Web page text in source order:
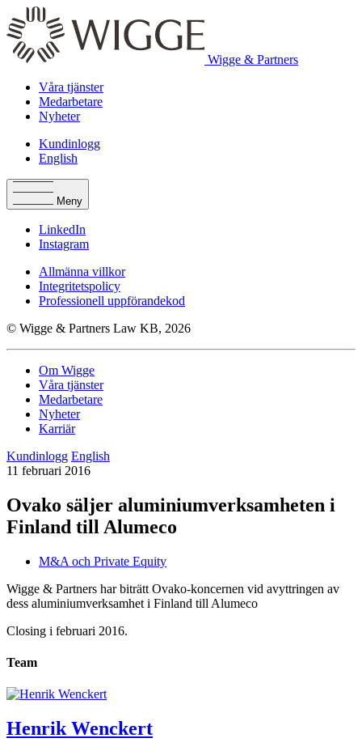
Wigge & Partners
Våra tjänster
Medarbetare
Nyheter
Kundinlogg
English
Meny
LinkedIn
Instagram
Allmänna villkor
Integritetspolicy
Professionell uppförandekod
© Wigge & Partners Law KB, 2026
Om Wigge
Våra tjänster
Medarbetare
Nyheter
Karriär
Kundinlogg English
11 februari 2016
Ovako säljer aluminiumverksamheten i
Finland till Alumeco
M&A och Private Equity
Wigge & Partners har biträtt Ovako-koncernen vid avyttringen av
dess aluminiumverksamhet i Finland till Alumeco
Closing i februari 2016.
Team
Henrik Wenckert